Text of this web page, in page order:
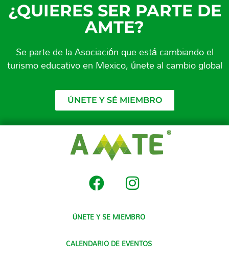
¿QUIERES SER PARTE DE
AMTE?
Se parte de la Asociación que está cambiando el
turismo educativo en Mexico, únete al cambio global
ÚNETE Y SÉ MIEMBRO
ÚNETE Y SE MIEMBRO
CALENDARIO DE EVENTOS